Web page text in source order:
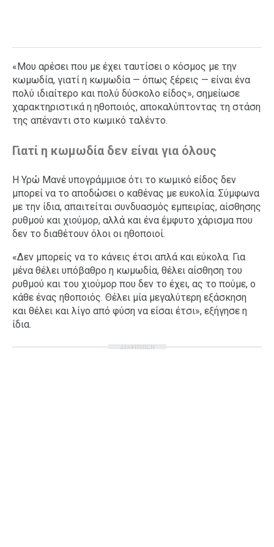
«Μου αρέσει που με έχει ταυτίσει ο κόσμος με την
κωμωδία, γιατί η κωμωδία — όπως ξέρεις — είναι ένα
πολύ ιδιαίτερο και πολύ δύσκολο είδος», σημείωσε
χαρακτηριστικά η ηθοποιός, αποκαλύπτοντας τη στάση
της απέναντι στο κωμικό ταλέντο.
Γιατί η κωμωδία δεν είναι για όλους
Η Υρώ Μανέ υπογράμμισε ότι το κωμικό είδος δεν
μπορεί να το αποδώσει ο καθένας με ευκολία. Σύμφωνα
με την ίδια, απαιτείται συνδυασμός εμπειρίας, αίσθησης
ρυθμού και χιούμορ, αλλά και ένα έμφυτο χάρισμα που
δεν το διαθέτουν όλοι οι ηθοποιοί.
«Δεν μπορείς να το κάνεις έτσι απλά και εύκολα. Για
μένα θέλει υπόβαθρο η κωμωδία, θέλει αίσθηση του
ρυθμού και του χιούμορ που δεν το έχει, ας το πούμε, ο
κάθε ένας ηθοποιός. Θέλει μία μεγαλύτερη εξάσκηση
και θέλει και λίγο από φύση να είσαι έτσι», εξήγησε η
ίδια.
ΔΙΑΦΗΜΙΣΗ